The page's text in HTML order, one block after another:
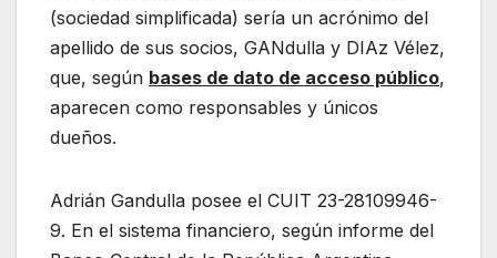
(sociedad simplificada) sería un acrónimo del
apellido de sus socios, GANdulla y DIAz Vélez,
que, según bases de dato de acceso público,
aparecen como responsables y únicos
dueños.
Adrián Gandulla posee el CUIT 23-28109946-
9. En el sistema financiero, según informe del